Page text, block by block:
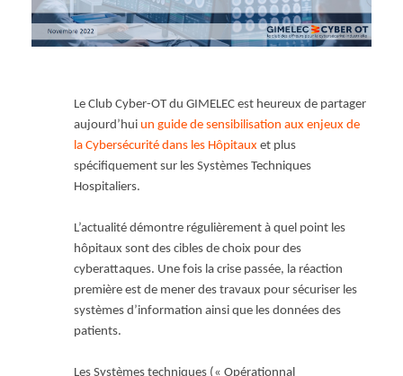
Le Club Cyber-OT du GIMELEC est heureux de partager
aujourd’hui un guide de sensibilisation aux enjeux de
la Cybersécurité dans les Hôpitaux et plus
spécifiquement sur les Systèmes Techniques
Hospitaliers.
L’actualité démontre régulièrement à quel point les
hôpitaux sont des cibles de choix pour des
cyberattaques. Une fois la crise passée, la réaction
première est de mener des travaux pour sécuriser les
systèmes d’information ainsi que les données des
patients.
Les Systèmes techniques (« Opérationnal